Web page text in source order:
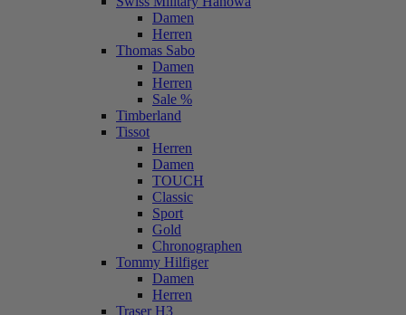
Damen
Herren
Thomas Sabo
Damen
Herren
Sale %
Timberland
Tissot
Herren
Damen
TOUCH
Classic
Sport
Gold
Chronographen
Tommy Hilfiger
Damen
Herren
Traser H3